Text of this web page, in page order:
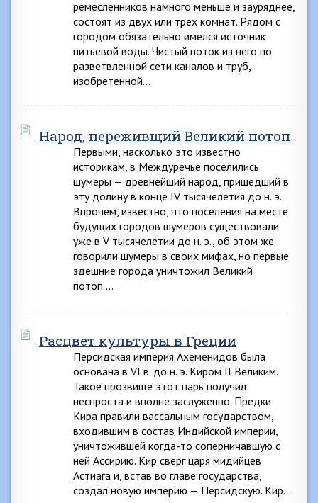
ремесленников намного меньше и зауряднее,
состоят из двух или трех комнат. Рядом с
городом обязательно имелся источник
питьевой воды. Чистый поток из него по
разветвленной сети каналов и труб,
изобретенной…
Народ, переживщий Великий потоп
Первыми, насколько это известно
историкам, в Междуречье поселились
шумеры — древнейший народ, пришедший в
эту долину в конце IV тысячелетия до н. э.
Впрочем, известно, что поселения на месте
будущих городов шумеров существовали
уже в V тысячелетии до н. э., об этом же
говорили шумеры в своих мифах, но первые
здешние города уничтожил Великий
потоп….
Расцвет культуры в Греции
Персидская империя Ахеменидов была
основана в VI в. до н. э. Киром II Великим.
Такое прозвище этот царь получил
неспроста и вполне заслуженно. Предки
Кира правили вассальным государством,
входившим в состав Индийской империи,
уничтожившей когда-то соперничавшую с
ней Ассирию. Кир сверг царя мидийцев
Астиага и, встав во главе государства,
создал новую империю — Персидскую. Кир…